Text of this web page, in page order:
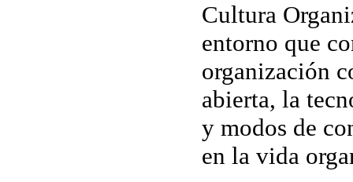
Cultura
entorno que
organización
abierta, la
y modos de
en la vida